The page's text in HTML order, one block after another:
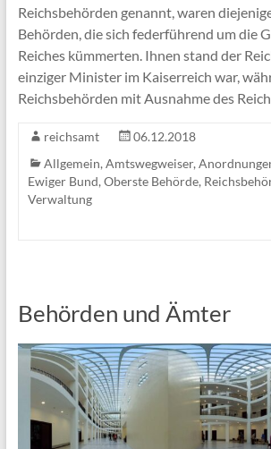
Reichsbehörden genannt, waren
Behörden, die sich federführend um die
Reiches kümmerten. Ihnen stand der
einziger Minister im Kaiserreich war,
Reichsbehörden mit Ausnahme des
reichsamt
06.12.2018
Allgemein, Amtswegweiser,
Ewiger Bund, Oberste Behörde,
Verwaltung
Behörden und Ämter